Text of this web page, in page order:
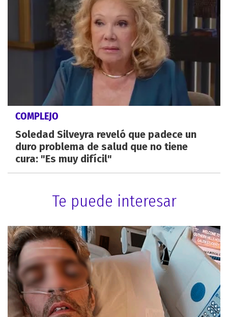
COMPLEJO
Soledad Silveyra reveló que padece un
duro problema de salud que no tiene
cura: "Es muy difícil"
Te puede interesar